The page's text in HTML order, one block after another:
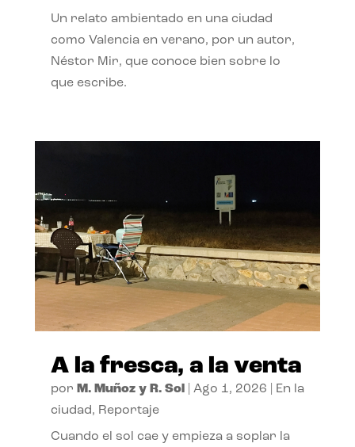
Un relato ambientado en una ciudad
como Valencia en verano, por un autor,
Néstor Mir, que conoce bien sobre lo
que escribe.
A la fresca, a la venta
por M. Muñoz y R. Sol| Ago 1, 2026
En la
ciudad, Reportaje
Cuando el sol cae y empieza a soplar la